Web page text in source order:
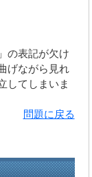
の表記が欠け
げながら見れ
してしまいま
問題に戻る